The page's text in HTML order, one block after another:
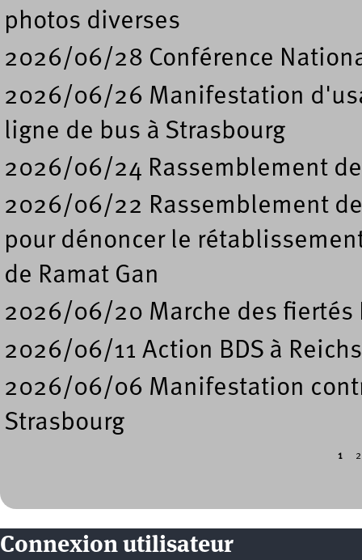
photos diverses
2026/06/28 Conférence
2026/06/26 Manifestation
ligne de bus à Strasbourg
2026/06/24 Rassemblement
2026/06/22 Rassemblement
pour dénoncer le
de Ramat Gan
2026/06/20 Marche des fiertés
2026/06/11 Action BDS à
2026/06/06 Manifestation
Strasbourg
1 2
Connexion utilisateur